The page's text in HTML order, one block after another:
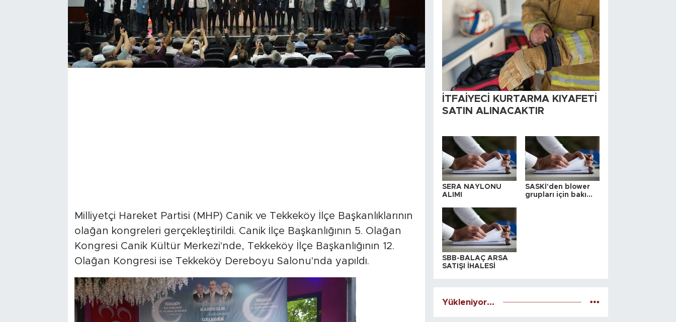
Milliyetçi Hareket Partisi (MHP) Canik ve Tekkeköy İlçe Başkanlıklarının
olağan kongreleri gerçekleştirildi. Canik İlçe Başkanlığının 5. Olağan
Kongresi Canik Kültür Merkezi'nde, Tekkeköy İlçe Başkanlığının 12.
Olağan Kongresi ise Tekkeköy Dereboyu Salonu'nda yapıldı.
İTFAİYECİ KURTARMA KIYAFETİ
SATIN ALINACAKTIR
SERA NAYLONU
ALIMI
SASKİ'den blower
grupları için bakım
SBB-BALAÇ ARSA
SATIŞI İHALESİ
Yükleniyor...